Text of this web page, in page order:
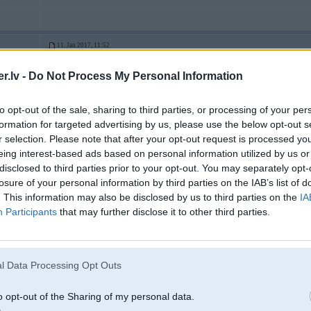
- Do Not Process My Personal Information
opt-out of the sale, sharing to third parties, or processing of your
for targeted advertising by us, please use the below opt-out
selection. Please note that after your opt-out request is processed
interest-based ads based on personal information utilized by us
to third parties prior to your opt-out. You may separately
of your personal information by third parties on the IAB’s list of
This information may also be disclosed by us to third parties on the
Participants that may further disclose it to other third parties.
Data Processing Opt Outs
opt-out of the Sharing of my personal data.
11. Jan 2017, 11:52
Neredzu jēgu sākt ar eļļas maiņu.
11 Jan 2017, 11:20:15@ezissssssrakstīja:
11 Jan 2017, 10:58:22@Asch rakstīja:
Pec ellas mainas, skana tada pati vai kkas mainijas? Ella loti sen nav
dedzina, bet vairak pec vnk vecas ellas izskatas. Jebkura gadijuma
gultni, bet pie reizes jaapskatas zobrati un kede.
Skaņa nemainījās, bet cik saprotu tad šim ATC 300 ķēdes nav!
XDrive